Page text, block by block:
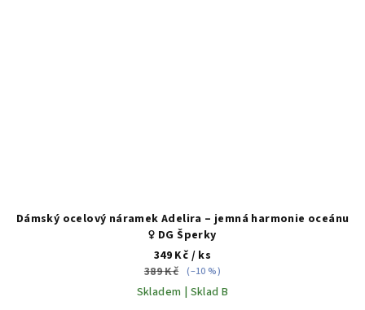
Dámský ocelový náramek Adelira – jemná harmonie oceánu
♀️ DG Šperky
349 Kč / ks
389 Kč (–10 %)
Skladem | Sklad B